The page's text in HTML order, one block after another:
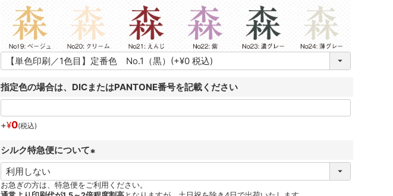
指定色の場合は、DICまたはPANTONE番号を記載ください
+¥0 税込
シルク特急便について
必
お急ぎの方は、特急便をご利用ください。